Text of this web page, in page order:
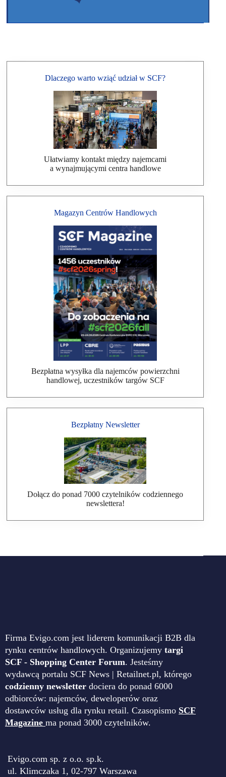
Dlaczego warto wziąć udział w SCF?
Ułatwiamy kontakt między najemcami
a wynajmującymi centra handlowe
Magazyn Centrów Handlowych
Bezpłatna wysyłka dla najemców powierzchni
handlowej, uczestników targów SCF
Bezpłatny Newsletter
Dołącz do ponad 7000 czytelników codziennego
newslettera!
Firma Evigo.com jest liderem komunikacji B2B dla
rynku centrów handlowych. Organizujemy targi
SCF - Shopping Center Forum. Jesteśmy
wydawcą portalu SCF News | Retailnet.pl, którego
codzienny newsletter dociera do ponad 6000
odbiorców: najemców, deweloperów oraz
dostawców usług dla rynku retail. Czasopismo SCF
Magazine ma ponad 3000 czytelników.
Evigo.com sp. z o.o. sp.k.
ul. Klimczaka 1, 02-797 Warszawa